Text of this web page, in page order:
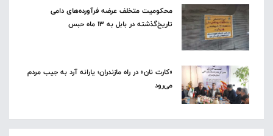
محکومیت متخلف عرضه فرآورده‌های دامی
تاریخ‌گذشته در بابل به ۱۳ ماه حبس
«کارت نان» در راه مازندران؛ یارانه آرد به جیب مردم
می‌رود